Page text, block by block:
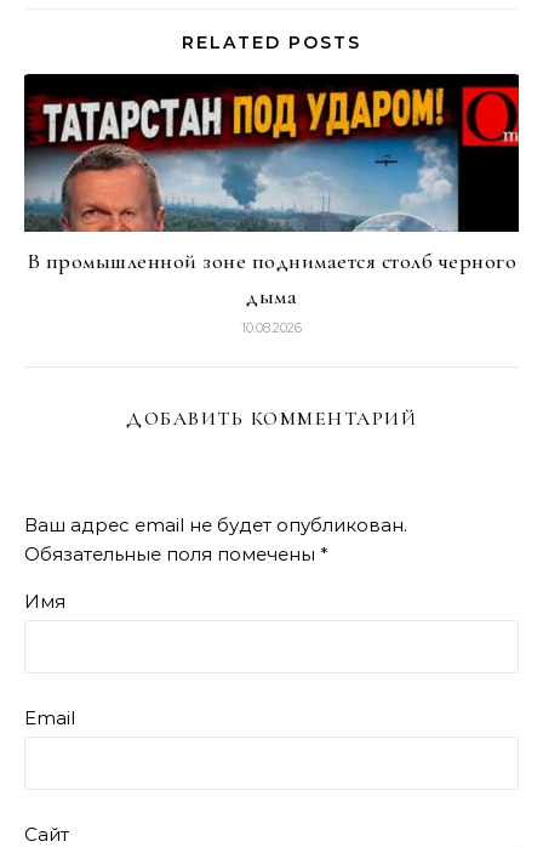
RELATED POSTS
В промышленной зоне поднимается столб черного
дыма
10.08.2026
ДОБАВИТЬ КОММЕНТАРИЙ
Ваш адрес email не будет опубликован.
Обязательные поля помечены *
Имя
Email
Сайт